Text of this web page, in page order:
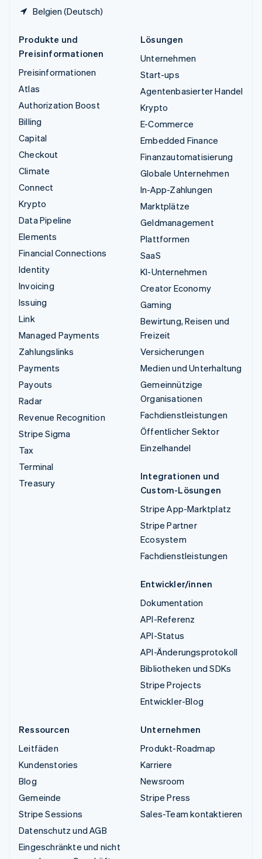
Belgien (Deutsch)
Produkte und
Preisinformationen
Preisinformationen
Atlas
Authorization Boost
Billing
Capital
Checkout
Climate
Connect
Krypto
Data Pipeline
Elements
Financial Connections
Identity
Invoicing
Issuing
Link
Managed Payments
Zahlungslinks
Payments
Payouts
Radar
Revenue Recognition
Stripe Sigma
Tax
Terminal
Treasury
Lösungen
Unternehmen
Start-ups
Agentenbasierter Handel
Krypto
E-Commerce
Embedded Finance
Finanzautomatisierung
Globale Unternehmen
In-App-Zahlungen
Marktplätze
Geldmanagement
Plattformen
SaaS
KI-Unternehmen
Creator Economy
Gaming
Bewirtung, Reisen und
Freizeit
Versicherungen
Medien und Unterhaltung
Gemeinnützige
Organisationen
Fachdienstleistungen
Öffentlicher Sektor
Einzelhandel
Integrationen und
Custom-Lösungen
Stripe App-Marktplatz
Stripe Partner
Ecosystem
Fachdienstleistungen
Entwickler/innen
Dokumentation
API-Referenz
API-Status
API-Änderungsprotokoll
Bibliotheken und SDKs
Stripe Projects
Entwickler-Blog
Ressourcen
Leitfäden
Kundenstories
Blog
Gemeinde
Stripe Sessions
Datenschutz und AGB
Eingeschränkte und nicht
Unternehmen
Produkt-Roadmap
Karriere
Newsroom
Stripe Press
Sales-Team kontaktieren